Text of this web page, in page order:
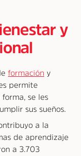
y
formación y
permite
se les
sus sueños.
a la
de aprendizaje
a 3.703